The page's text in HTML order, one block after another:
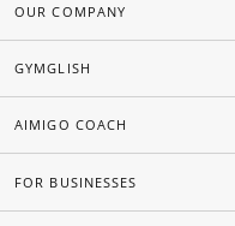
OUR COMPANY
GYMGLISH
AIMIGO COACH
FOR BUSINESSES